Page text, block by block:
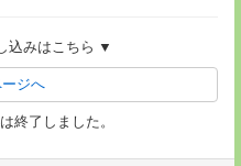
込みはこちら ▼
ジへ
終了しました。